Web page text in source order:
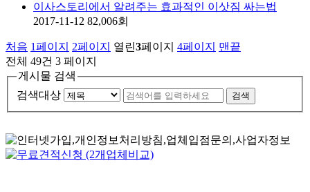
이사스토리에서 알려주는 효과적인 이삿짐 싸는법
2017-11-12 82,006회
처음 1페이지 2페이지 열린3페이지 4페이지
맨끝
전체 49건 3 페이지
게시물 검색
검색대상
검색